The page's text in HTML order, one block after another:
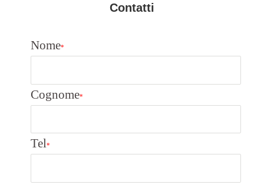
Contatti
Nome*
Cognome*
Tel*